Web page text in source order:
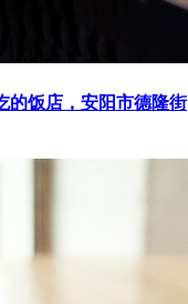
的饭店，安阳市德隆街